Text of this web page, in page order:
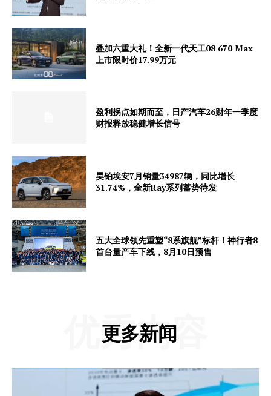
叠加六重大礼！全新一代天工08 670 Max
上市限时价17.99万元
盈利拐点如期而至，日产汽车26财年一季度
财报释放稳健增长信号
昊铂埃安7月销量34987辆，同比增长
31.74%，全新Ray系列蓄势待发
五大全球领先重塑“8系旗舰”标杆！神行者8
首台量产车下线，8月10日预售
更多新闻
优秀内容